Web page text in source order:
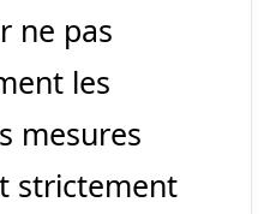
ne pas
les
mesures
strictement